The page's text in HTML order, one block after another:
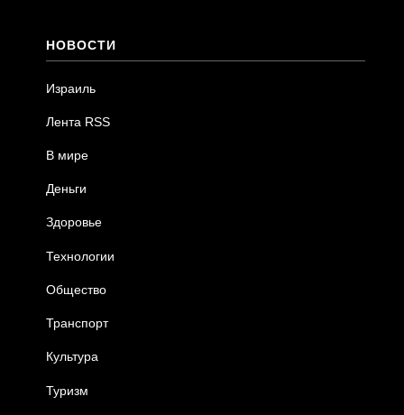
НОВОСТИ
Израиль
Лента RSS
В мире
Деньги
Здоровье
Технологии
Общество
Транспорт
Культура
Туризм